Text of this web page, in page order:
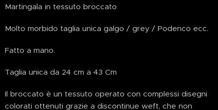
Martingala in tessuto broccato
Molto morbido taglia unica galgo / grey / Podenco ecc.
Fatto a mano.
Taglia unica da 24 cm a 43 Cm
Il broccato è un tessuto operato con complessi disegni
colorati ottenuti grazie a discontinue weft, che non